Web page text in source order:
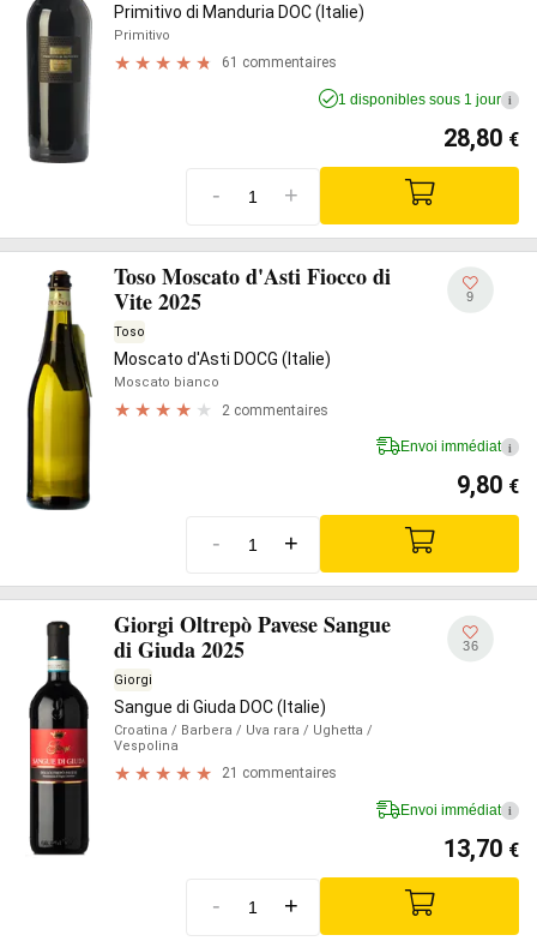
Primitivo di Manduria DOC (Italie)
Primitivo
61 commentaires
1 disponibles sous 1 jour i
28,80 €
- +
Toso Moscato d'Asti Fiocco di
Vite 2025
Toso
Moscato d'Asti DOCG (Italie)
Moscato bianco
2 commentaires
9
Envoi immédiat i
9,80 €
- +
Giorgi Oltrepò Pavese Sangue
di Giuda 2025
Giorgi
Sangue di Giuda DOC (Italie)
Croatina / Barbera / Uva rara / Ughetta /
Vespolina
21 commentaires
36
Envoi immédiat i
13,70 €
- +